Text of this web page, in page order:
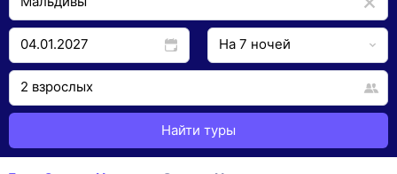
Найти туры